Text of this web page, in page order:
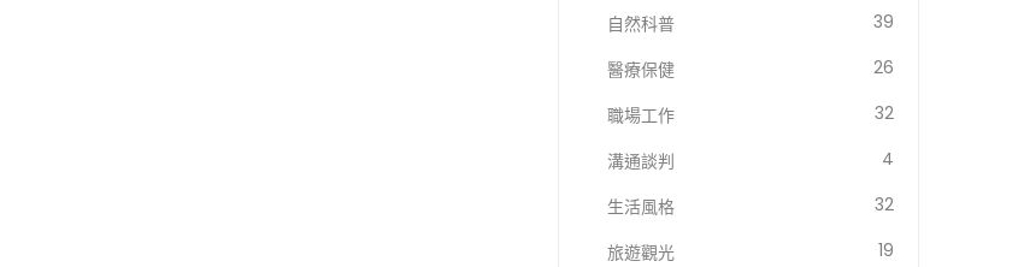
自然科普
39
醫療保健
26
職場工作
32
溝通談判
4
生活風格
32
旅遊觀光
19